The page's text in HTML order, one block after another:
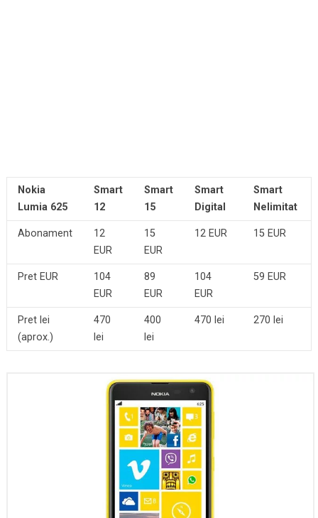
Nokia
Lumia 625
Smart
12
Smart
15
Smart
Digital
Smart
Nelimitat
Abonament
12
EUR
15
EUR
12 EUR 15 EUR
Pret EUR
104
EUR
89
EUR
104
EUR
59 EUR
Pret lei
(aprox.)
470
lei
400
lei
470 lei 270 lei